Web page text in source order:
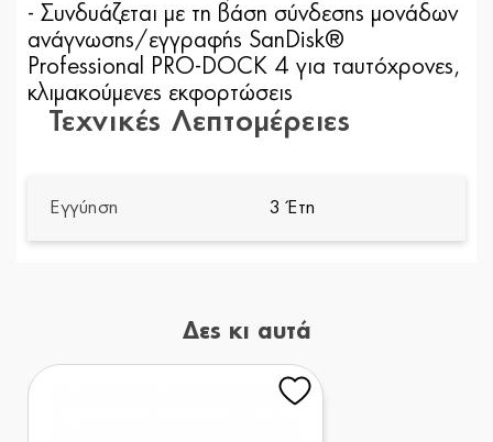
- Συνδυάζεται με τη βάση σύνδεσης μονάδων
ανάγνωσης/εγγραφής SanDisk®
Professional PRO-DOCK 4 για ταυτόχρονες,
κλιμακούμενες εκφορτώσεις
Τεχνικές Λεπτομέρειες
Εγγύηση 3 Έτη
Δες κι αυτά